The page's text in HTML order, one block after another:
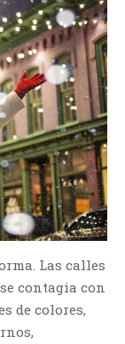
Las calles
contagia con
de colores,